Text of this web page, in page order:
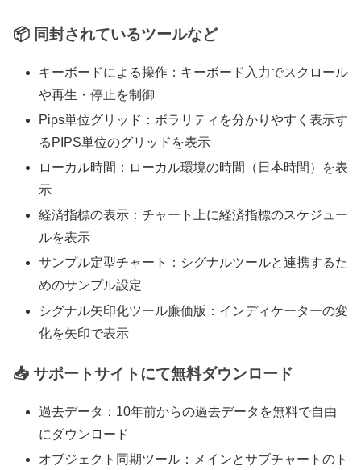
📦 同封されているツールなど
キーボードによる操作：キーボード入力でスクロール
や再生・停止を制御
Pips単位グリッド：ボラリティを分かりやすく表示す
るPIPS単位のグリッドを表示
ローカル時間：ローカル環境の時間（日本時間）を表
示
経済指標の表示：チャート上に経済指標のスケジュー
ルを表示
サンプル定型チャート：シグナルツールと連携するた
めのサンプル設定
シグナル矢印化ツール廉価版：インディケーターの変
化を矢印で表示
📥 サポートサイトにて無料ダウンロード
過去データ：10年前からの過去データを無料で自由
にダウンロード
オブジェクト同期ツール：メインとサブチャートのト